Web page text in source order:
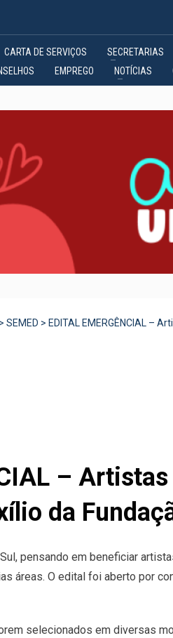
CARTA DE SERVIÇOS SECRETARIAS
EMPREGO NOTÍCIAS
> SEMED > EDITAL EMERGÊNCIAL –
–
da
pensando em beneficiar
áreas. O edital foi aberto por
selecionados em diversas